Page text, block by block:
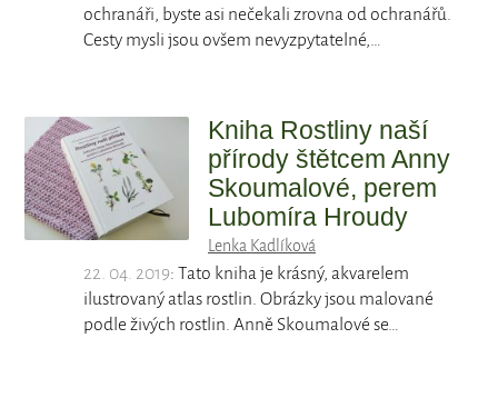
ochranáři, byste asi nečekali zrovna od ochranářů.
Cesty mysli jsou ovšem nevyzpytatelné,…
Kniha Rostliny naší
přírody štětcem Anny
Skoumalové, perem
Lubomíra Hroudy
Lenka Kadlíková
22. 04. 2019: Tato kniha je krásný, akvarelem
ilustrovaný atlas rostlin. Obrázky jsou malované
podle živých rostlin. Anně Skoumalové se…